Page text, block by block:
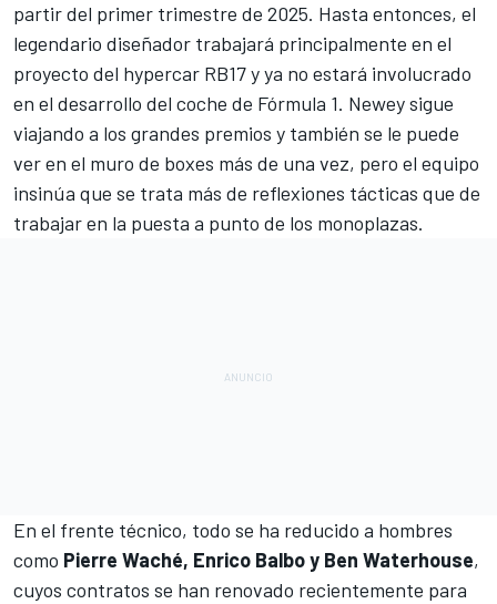
partir del primer trimestre de 2025. Hasta entonces, el
legendario diseñador trabajará principalmente en el
proyecto del hypercar RB17 y ya no estará involucrado
en el desarrollo del coche de Fórmula 1. Newey sigue
viajando a los grandes premios y también se le puede
ver en el muro de boxes más de una vez, pero el equipo
insinúa que se trata más de reflexiones tácticas que de
trabajar en la puesta a punto de los monoplazas.
En el frente técnico, todo se ha reducido a hombres
como Pierre Waché, Enrico Balbo y Ben Waterhouse,
cuyos contratos se han renovado recientemente para